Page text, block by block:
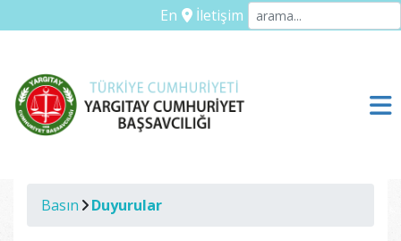
En İletişim
Basın Duyurular